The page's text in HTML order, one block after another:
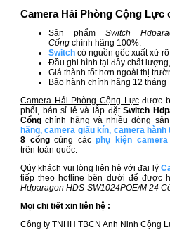
Camera Hải Phòng Cộng Lực
Sản phẩm
Switch
Cổng chính hãng 100%.
Switchcó nguồn gốc xuất xứ
Đầu ghi hình tại đây chất
Giá thành tốt hơn ngoài thị
Bảo hành chính hãng 12 tháng
Camera Hải Phòng Cộng Lựcđược
phối, bán sỉ lẻ và lắp đặtSwitch
Cổngchính hãng và nhiều dòng
hãng, camera giấu kín, camera hành
8 cổngcùng cácphụ kiện
trên toàn quốc.
Qúy khách vui lòng liên hệ với đại lý
tiếp theo hotline bên dưới để được
Hdparagon HDS-SW1024POE/M 24
Mọi chi tiết xin liên hệ :
Công ty TNHH TBCN Anh Ninh Cộng